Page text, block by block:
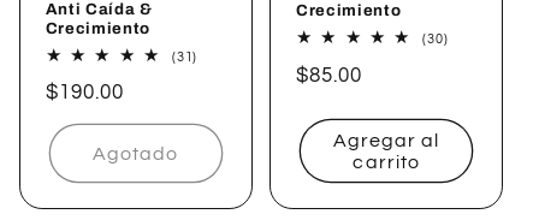
Anti Caída &
Crecimiento
(31)
Precio
habitual
$190.00
Agotado
Crecimiento
(30)30
Precio
$85.00
Agregar al
carrito